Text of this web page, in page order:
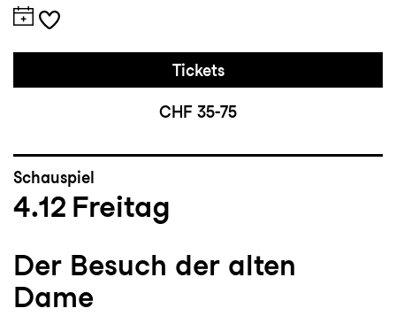
Tickets
CHF 35-75
Schauspiel
4.12 Freitag
Der Besuch der alten
Dame